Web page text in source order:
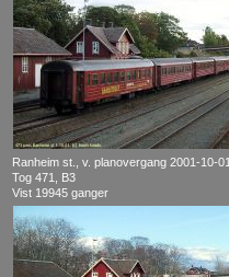
Ranheim st., v. planovergang 2001-10-01
Tog 471, B3
Vist 19945 ganger